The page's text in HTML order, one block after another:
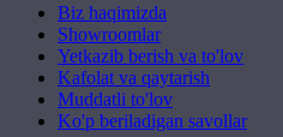
Biz haqimizda
Showroomlar
Yetkazib berish va to'lov
Kafolat va qaytarish
Muddatli to'lov
Ko'p beriladigan savollar